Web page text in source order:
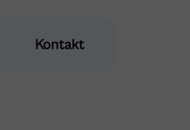
Kontakt
Kontakt